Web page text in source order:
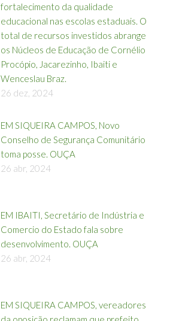
fortalecimento da qualidade
educacional nas escolas estaduais. O
total de recursos investidos abrange
os Núcleos de Educação de Cornélio
Procópio, Jacarezinho, Ibaiti e
Wenceslau Braz.
26 dez, 2024
EM SIQUEIRA CAMPOS, Novo
Conselho de Segurança Comunitário
toma posse. OUÇA
26 abr, 2024
EM IBAITI, Secretário de Indústria e
Comercio do Estado fala sobre
desenvolvimento. OUÇA
26 abr, 2024
EM SIQUEIRA CAMPOS, vereadores